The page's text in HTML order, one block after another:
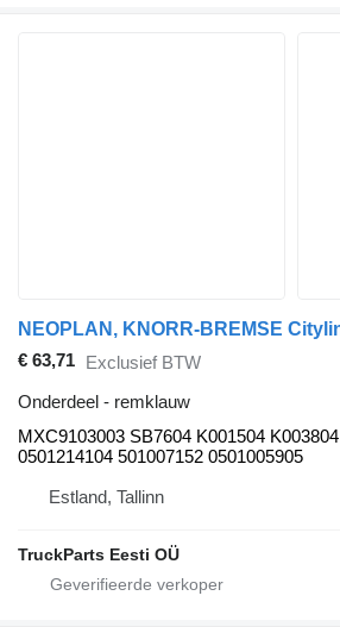
€ 63,71 Exclusief BTW
Onderdeel - remklauw
MXC9103003 SB7604 K001504 K003804
0501214104 501007152 0501005905
Estland, Tallinn
TruckParts Eesti OÜ